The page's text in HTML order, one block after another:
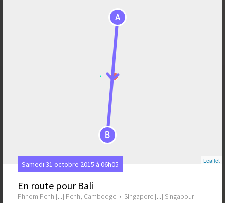
A
B
Leaflet
Samedi 31 octobre 2015 à 06h05
En route pour Bali
Phnom Penh [...] Penh, Cambodge › Singapore [...] Singapour